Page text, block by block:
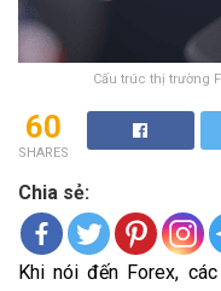
Cấu trúc thị trường
60
SHARES
Chia sẻ:
Khi nói đến Forex,